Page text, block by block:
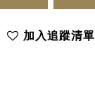
加入追蹤清單